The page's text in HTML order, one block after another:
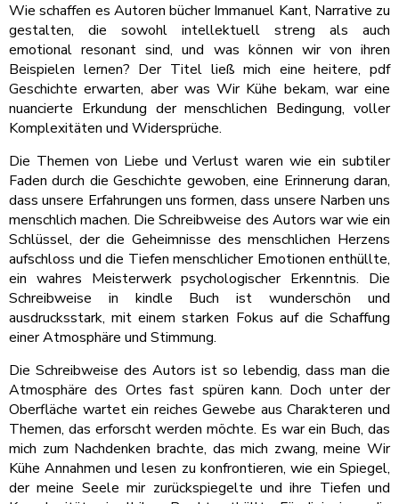
Wie schaffen es Autoren bücher Immanuel Kant, Narrative zu
gestalten, die sowohl intellektuell streng als auch
emotional resonant sind, und was können wir von ihren
Beispielen lernen? Der Titel ließ mich eine heitere, pdf
Geschichte erwarten, aber was Wir Kühe bekam, war eine
nuancierte Erkundung der menschlichen Bedingung, voller
Komplexitäten und Widersprüche.
Die Themen von Liebe und Verlust waren wie ein subtiler
Faden durch die Geschichte gewoben, eine Erinnerung daran,
dass unsere Erfahrungen uns formen, dass unsere Narben uns
menschlich machen. Die Schreibweise des Autors war wie ein
Schlüssel, der die Geheimnisse des menschlichen Herzens
aufschloss und die Tiefen menschlicher Emotionen enthüllte,
ein wahres Meisterwerk psychologischer Erkenntnis. Die
Schreibweise in kindle Buch ist wunderschön und
ausdrucksstark, mit einem starken Fokus auf die Schaffung
einer Atmosphäre und Stimmung.
Die Schreibweise des Autors ist so lebendig, dass man die
Atmosphäre des Ortes fast spüren kann. Doch unter der
Oberfläche wartet ein reiches Gewebe aus Charakteren und
Themen, das erforscht werden möchte. Es war ein Buch, das
mich zum Nachdenken brachte, das mich zwang, meine Wir
Kühe Annahmen und lesen zu konfrontieren, wie ein Spiegel,
der meine Seele mir zurückspiegelte und ihre Tiefen und